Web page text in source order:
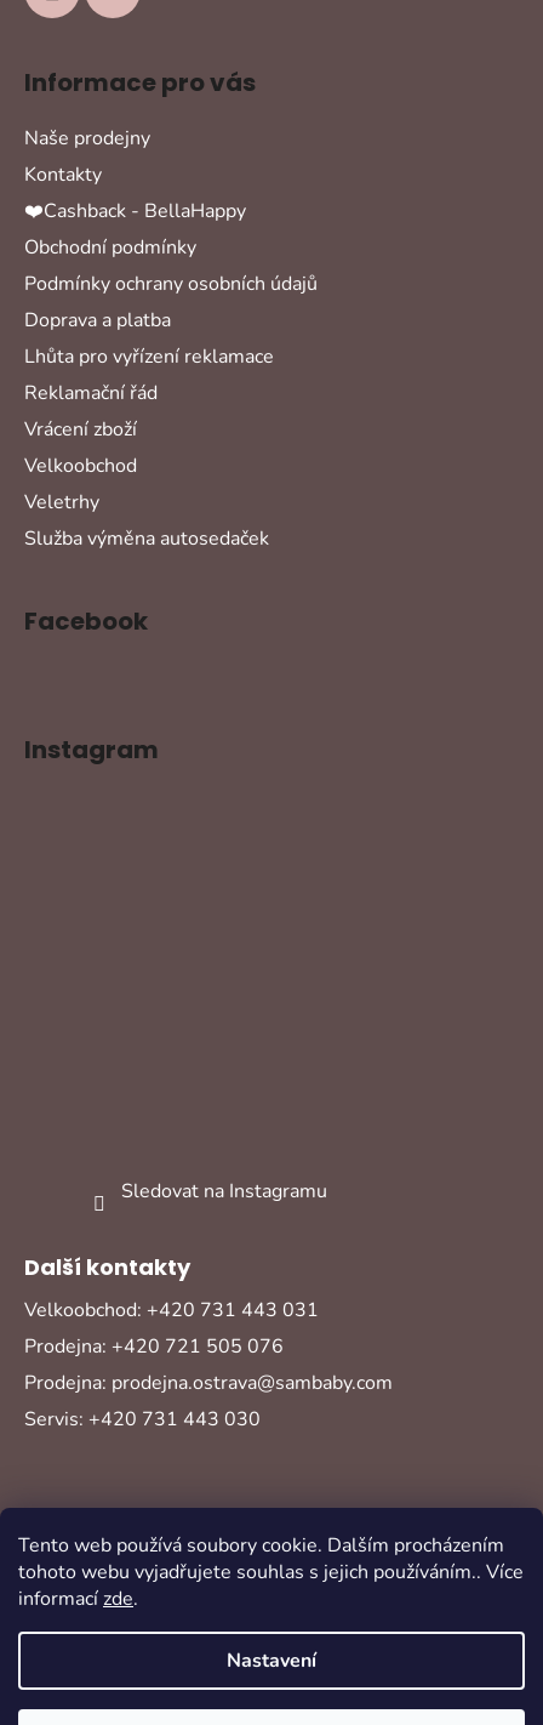
Tento web používá soubory cookie. Dalším procházením
tohoto webu vyjadřujete souhlas s jejich používáním.. Více
informacízde.
Nastavení
Informace pro vás
Naše prodejny
Kontakty
❤️Cashback - BellaHappy
Obchodní podmínky
Podmínky ochrany osobních údajů
Doprava a platba
Lhůta pro vyřízení reklamace
Reklamační řád
Vrácení zboží
Velkoobchod
Veletrhy
Služba výměna autosedaček
Facebook
Instagram
Sledovat na Instagramu
Další kontakty
Velkoobchod: +420 731 443 031
Prodejna: +420 721 505 076
Prodejna: prodejna.ostrava@sambaby.com
Servis: +420 731 443 030
Vytvořil Shoptet
Copyright 2026Sambaby